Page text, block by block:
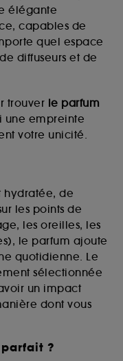
élégante
capables de
quel espace
diffuseurs et de
trouver le parfum
une empreinte
votre unicité.
hydratée, de
les points de
les oreilles, les
le parfum ajoute
quotidienne. Le
sélectionnée
un impact
dont vous
?
y compris sur des
sur la base
de votre
interactions.
en ligne :
et les
cookies
de
tel que les
utilisés afin de
à votre
visite sur le site
et mot de
le dépôt et la